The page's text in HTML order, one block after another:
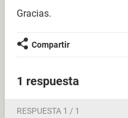
Gracias.
Compartir
1 respuesta
RESPUESTA 1 / 1